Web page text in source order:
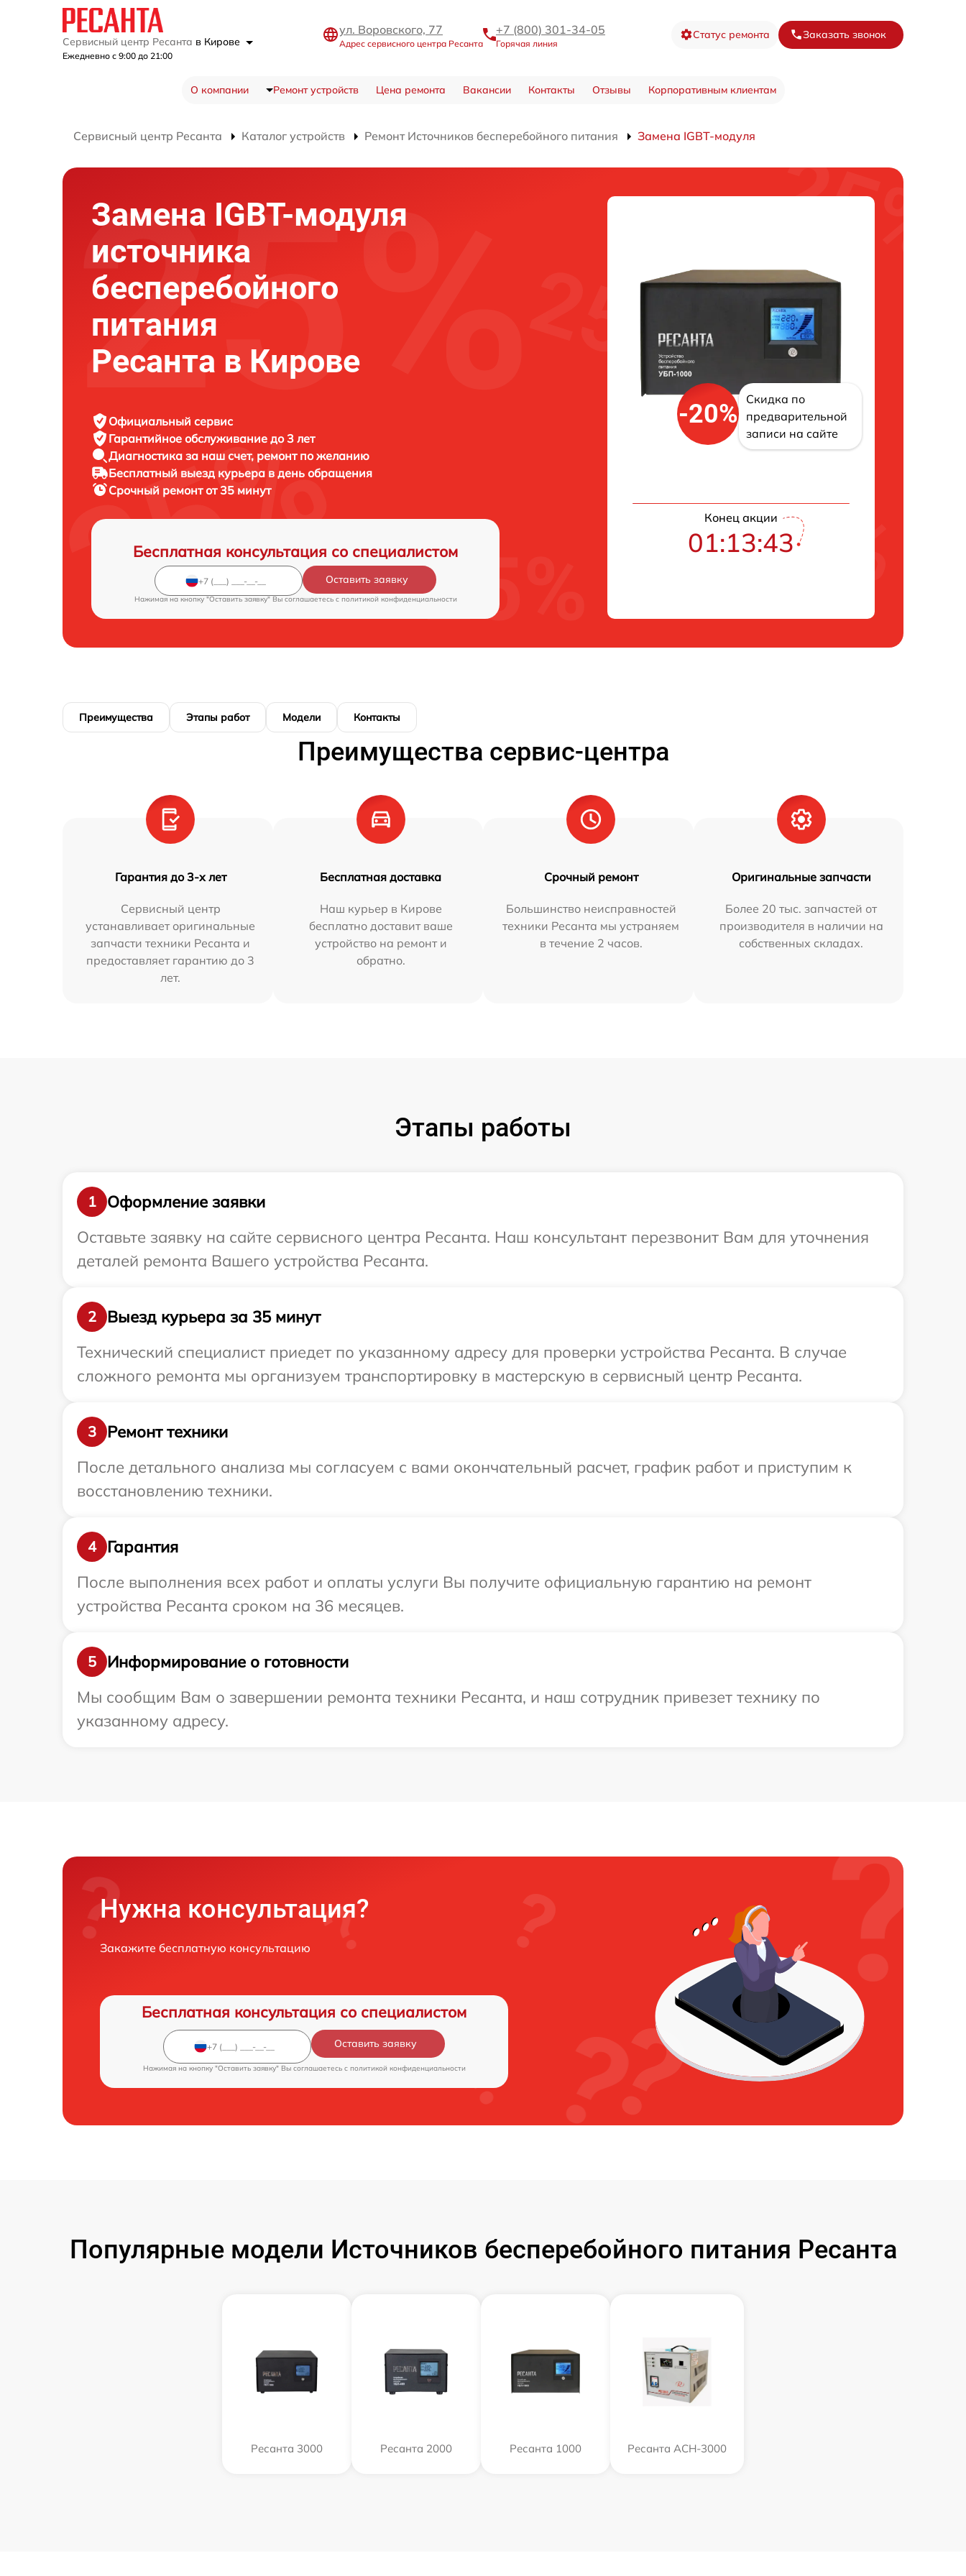
Сервисный центр Ресанта в Кирове
Ежедневно с 9:00 до 21:00
ул. Воровского, 77
Адрес сервисного центра Ресанта
+7 (800) 301-34-05
Горячая линия
Статус ремонта Заказать звонок
О компании Ремонт устройств Цена ремонта Вакансии Контакты Отзывы Корпоративным клиентам
Сервисный центр Ресанта Каталог устройств Ремонт Источников бесперебойного питания Замена IGBT-модуля
Замена IGBT-модуля
источника
бесперебойного
питания
Ресанта в Кирове
Официальный сервис
Гарантийное обслуживание до 3 лет
Диагностика за наш счет, ремонт по желанию
Бесплатный выезд курьера в день обращения
Срочный ремонтот 35 минут
Бесплатная консультация со специалистом
Оставить заявку
Нажимая на кнопку "Оставить заявку" Вы соглашаетесь c политикой конфиденциальности
-20%
Скидка по
предварительной
записи на сайте
Конец акции
01:13:43
Преимущества Этапы работ Модели Контакты
Преимущества сервис-центра
Гарантия до 3-х лет
Сервисный центр
устанавливает оригинальные
запчасти техники Ресанта и
предоставляет гарантию до 3
лет.
Бесплатная доставка
Наш курьер в Кирове
бесплатно доставит ваше
устройство на ремонт и
обратно.
Срочный ремонт
Большинство неисправностей
техники Ресанта мы устраняем
в течение 2 часов.
Оригинальные запчасти
Более 20 тыс. запчастей от
производителя в наличии на
собственных складах.
Этапы работы
1
Оформление заявки
Оставьте заявку на сайте сервисного центра Ресанта. Наш консультант перезвонит Вам для уточнения
деталей ремонта Вашего устройства Ресанта.
2
Выезд курьера за 35 минут
Технический специалист приедет по указанному адресу для проверки устройства Ресанта. В случае
сложного ремонта мы организуем транспортировку в мастерскую в сервисный центр Ресанта.
3
Ремонт техники
После детального анализа мы согласуем с вами окончательный расчет, график работ и приступим к
восстановлению техники.
4
Гарантия
После выполнения всех работ и оплаты услуги Вы получите официальную гарантию на ремонт
устройства Ресанта сроком на 36 месяцев.
5
Информирование о готовности
Мы сообщим Вам о завершении ремонта техники Ресанта, и наш сотрудник привезет технику по
указанному адресу.
Нужна консультация?
Закажите бесплатную консультацию
Бесплатная консультация со специалистом
Оставить заявку
Нажимая на кнопку "Оставить заявку" Вы соглашаетесь c политикой конфиденциальности
Популярные модели Источников бесперебойного питания Ресанта
Ресанта 3000 Ресанта 2000 Ресанта 1000 Ресанта АСН-3000